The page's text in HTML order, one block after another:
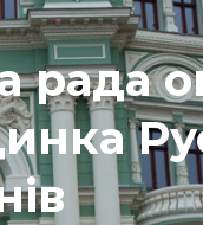
рада